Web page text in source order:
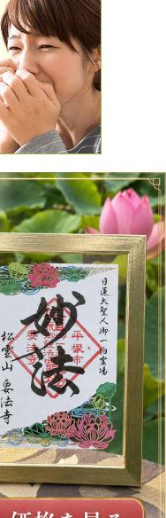
お坊さんがお導きく
してくださり、お寺の
ました。一日、朝早く
方仕事先へ戻ったあと
るように捗り、たくさ
に良い評価を紡ぐこと
ます。